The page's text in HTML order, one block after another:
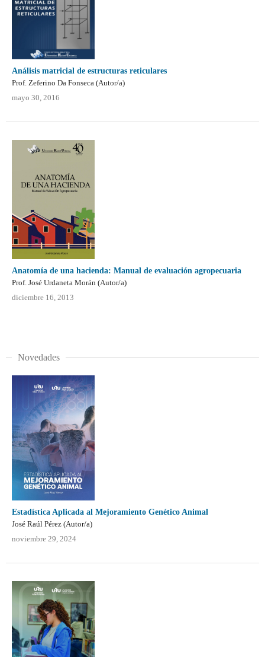
Análisis matricial de estructuras reticulares
Prof. Zeferino Da Fonseca (Autor/a)
mayo 30, 2016
Anatomía de una hacienda: Manual de evaluación agropecuaria
Prof. José Urdaneta Morán (Autor/a)
diciembre 16, 2013
Novedades
Estadística Aplicada al Mejoramiento Genético Animal
José Raúl Pérez (Autor/a)
noviembre 29, 2024